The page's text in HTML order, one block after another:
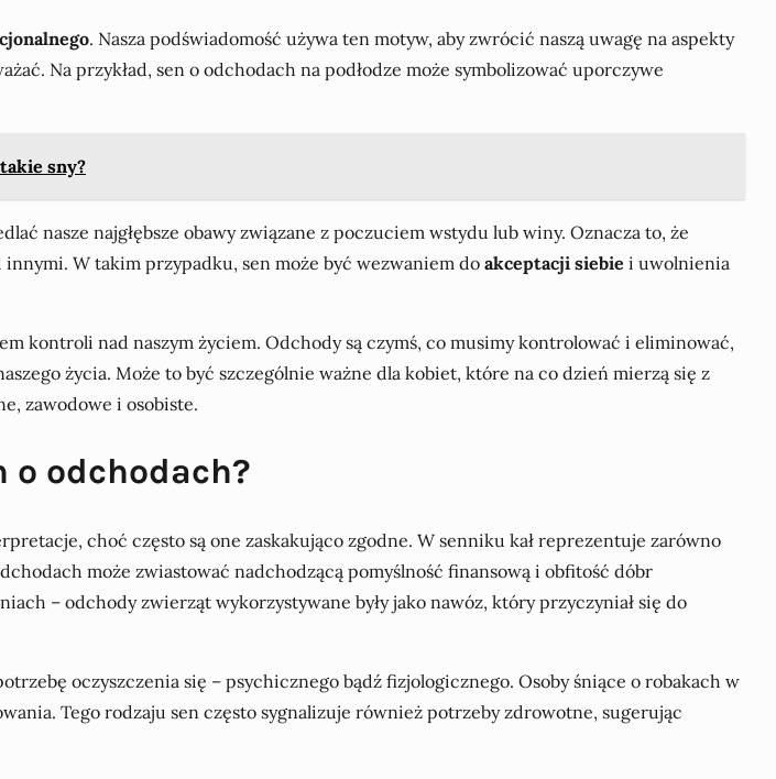
. Nasza podświadomość używa ten motyw, aby zwrócić naszą uwagę na aspekty
Na przykład, sen o odchodach na podłodze może symbolizować uporczywe
sny?
nasze najgłębsze obawy związane z poczuciem wstydu lub winy. Oznacza to, że
W takim przypadku, sen może być wezwaniem do akceptacji siebie i uwolnienia
kontroli nad naszym życiem. Odchody są czymś, co musimy kontrolować i eliminować,
życia. Może to być szczególnie ważne dla kobiet, które na co dzień mierzą się z
zawodowe i osobiste.
o odchodach?
choć często są one zaskakująco zgodne. W senniku kał reprezentuje zarówno
może zwiastować nadchodzącą pomyślność finansową i obfitość dóbr
– odchody zwierząt wykorzystywane były jako nawóz, który przyczyniał się do
oczyszczenia się – psychicznego bądź fizjologicznego. Osoby śniące o robakach w
Tego rodzaju sen często sygnalizuje również potrzeby zdrowotne, sugerując